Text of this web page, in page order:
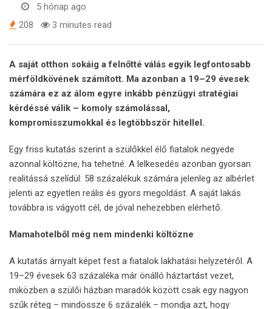
5 hónap ago
208
3 minutes read
A saját otthon sokáig a felnőtté válás egyik legfontosabb
mérföldkövének számított. Ma azonban a 19–29 évesek
számára ez az álom egyre inkább pénzügyi stratégiai
kérdéssé válik – komoly számolással,
kompromisszumokkal és legtöbbször hitellel.
Egy friss kutatás szerint a szülőkkel élő fiatalok negyede
azonnal költözne, ha tehetné. A lelkesedés azonban gyorsan
realitássá szelídül: 58 százalékuk számára jelenleg az albérlet
jelenti az egyetlen reális és gyors megoldást. A saját lakás
továbbra is vágyott cél, de jóval nehezebben elérhető.
Mamahotelből még nem mindenki költözne
A kutatás árnyalt képet fest a fiatalok lakhatási helyzetéről. A
19–29 évesek 63 százaléka már önálló háztartást vezet,
miközben a szülői házban maradók között csak egy nagyon
szűk réteg – mindössze 6 százalék – mondja azt, hogy